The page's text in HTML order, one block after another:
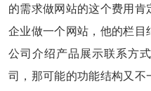
的需求做网站的这个费用
企业做一个网站，他的栏目
公司介绍产品展示联系方
司，那可能的功能结构又不